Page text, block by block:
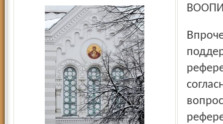
Впрочем, мэр Ярославля Евгений Урлашов также не